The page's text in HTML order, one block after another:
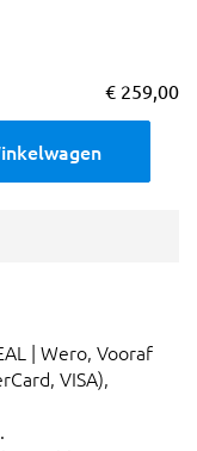
€ 259,00
| Wero, Vooraf
VISA),